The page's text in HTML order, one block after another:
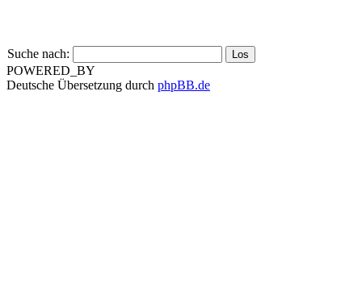
Suche nach:
POWERED_BY
Deutsche Übersetzung durch phpBB.de